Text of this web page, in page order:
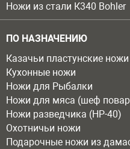
Ножи из стали К340 Bohler
ПО НАЗНАЧЕНИЮ
Казачьи пластунские ножи
Кухонные ножи
Ножи для Рыбалки
Ножи для мяса (шеф
Ножи разведчика (НР-40)
Охотничьи ножи
Подарочные ножи из